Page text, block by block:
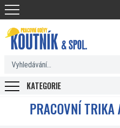
Koutnik.com
PRACOVNÍ TRIKA
KATEGORIE